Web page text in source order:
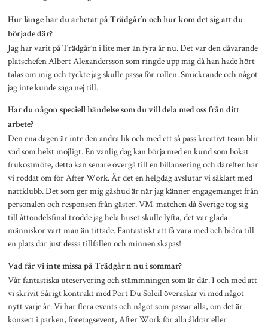
Hur länge har du arbetat på Trädgår’n och hur kom det sig att du
började där?
Jag har varit på Trädgår’n i lite mer än fyra år nu. Det var den dåvarande
platschefen Albert Alexandersson som ringde upp mig då han hade hört
talas om mig och tyckte jag skulle passa för rollen. Smickrande och något
jag inte kunde säga nej till.
Har du någon speciell händelse som du vill dela med oss från ditt
arbete?
Den ena dagen är inte den andra lik och med ett så pass kreativt team blir
vad som helst möjligt. En vanlig dag kan börja med en kund som bokat
frukostmöte, detta kan senare övergå till en billansering och därefter har
vi roddat om för After Work. Är det en helgdag avslutar vi såklart med
nattklubb. Det som ger mig gåshud är när jag känner engagemanget från
personalen och responsen från gäster. VM-matchen då Sverige tog sig
till åttondelsfinal trodde jag hela huset skulle lyfta, det var glada
människor vart man än tittade. Fantastiskt att få vara med och bidra till
en plats där just dessa tillfällen och minnen skapas!
Vad får vi inte missa på Trädgår’n nu i sommar?
Vår fantastiska uteservering och stämmningen som är där. I och med att
vi skrivit 5årigt kontrakt med Port Du Soleil överaskar vi med något
nytt varje år. Vi har flera events och något som passar alla, om det är
konsert i parken, företagsevent, After Work för alla åldrar eller